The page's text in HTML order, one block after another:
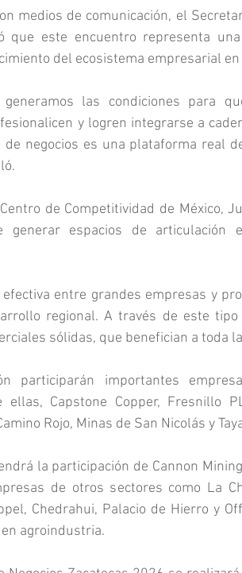
medios de comunicación, el
que este encuentro representa
del ecosistema empresarial
generamos las condiciones para
y logren integrarse a
de negocios es una plataforma real
de Competitividad de México,
generar espacios de articulación
efectiva entre grandes empresas y
regional. A través de este
sólidas, que benefician a toda
participarán importantes
ellas, Capstone Copper, Fresnillo
Rojo, Minas de San Nicolás y
la participación de Cannon
de otros sectores como La
Chedrahui, Palacio de Hierro y
agroindustria.